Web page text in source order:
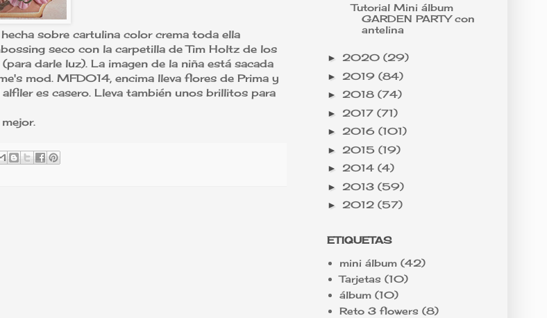
sobre cartulina color crema toda ella
seco con la carpetilla de Tim Holtz de los
darle luz). La imagen de la niña está sacada
mod. MFD014, encima lleva flores de Prima y
es casero. Lleva también unos brillitos para
Tutorial Mini álbum
GARDEN PARTY con
antelina
► 2020 (29)
► 2019 (84)
► 2018 (74)
► 2017 (71)
► 2016 (101)
► 2015 (19)
► 2014 (4)
► 2013 (59)
► 2012 (57)
ETIQUETAS
mini álbum (42)
Tarjetas (10)
álbum (10)
Reto 3 flowers (8)